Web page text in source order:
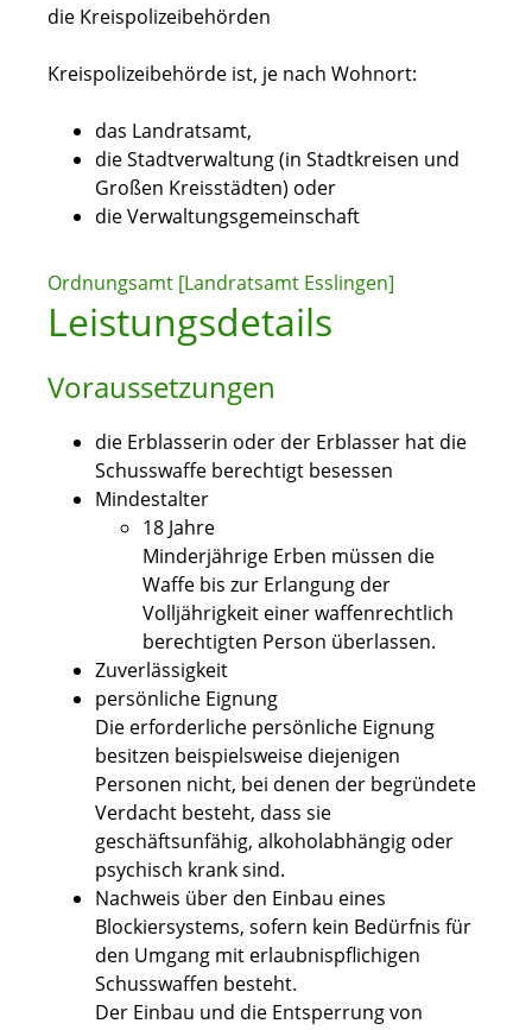
die Kreispolizeibehörden
Kreispolizeibehörde ist, je nach Wohnort:
das Landratsamt,
die Stadtverwaltung (in Stadtkreisen und
Großen Kreisstädten) oder
die Verwaltungsgemeinschaft
Ordnungsamt [Landratsamt Esslingen]
Leistungsdetails
Voraussetzungen
die Erblasserin oder der Erblasser hat die
Schusswaffe berechtigt besessen
Mindestalter
18 Jahre
Minderjährige Erben müssen die
Waffe bis zur Erlangung der
Volljährigkeit einer waffenrechtlich
berechtigten Person überlassen.
Zuverlässigkeit
persönliche Eignung
Die erforderliche persönliche Eignung
besitzen beispielsweise diejenigen
Personen nicht, bei denen der begründete
Verdacht besteht, dass sie
geschäftsunfähig, alkoholabhängig oder
psychisch krank sind.
Nachweis über den Einbau eines
Blockiersystems, sofern kein Bedürfnis für
den Umgang mit erlaubnispflichigen
Schusswaffen besteht.
Der Einbau und die Entsperrung von